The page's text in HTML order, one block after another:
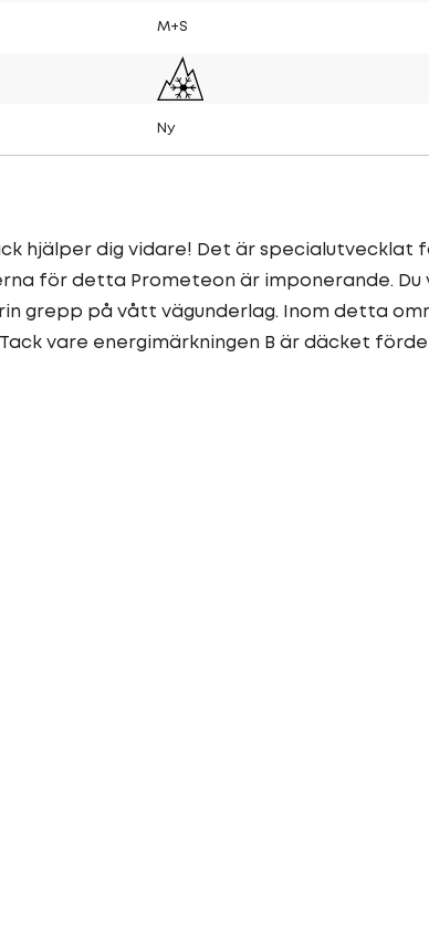
M+S
Ny
hjälper dig vidare! Det är specialutvecklat
för detta Prometeon är imponerande. Du
grepp på vått vägunderlag. Inom detta
Tack vare energimärkningen B är däcket